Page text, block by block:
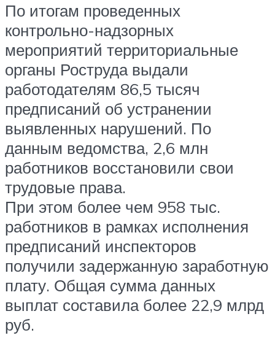
По итогам проведенных
контрольно-надзорных
мероприятий территориальные
органы Роструда выдали
работодателям 86,5 тысяч
предписаний об устранении
выявленных нарушений. По
данным ведомства, 2,6 млн
работников восстановили свои
трудовые права.
При этом более чем 958 тыс.
работников в рамках исполнения
предписаний инспекторов
получили задержанную заработную
плату. Общая сумма данных
выплат составила более 22,9 млрд
руб.